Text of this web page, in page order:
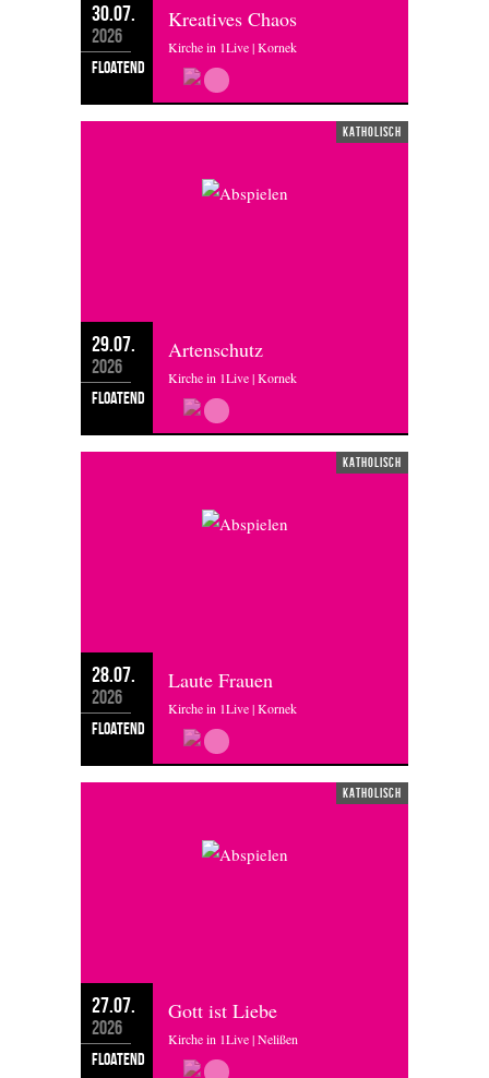
30.07.
2026
floatend
Kreatives Chaos
Kirche in 1Live | Kornek
katholisch
29.07.
2026
floatend
Artenschutz
Kirche in 1Live | Kornek
katholisch
28.07.
2026
floatend
Laute Frauen
Kirche in 1Live | Kornek
katholisch
27.07.
2026
floatend
Gott ist Liebe
Kirche in 1Live | Nelißen